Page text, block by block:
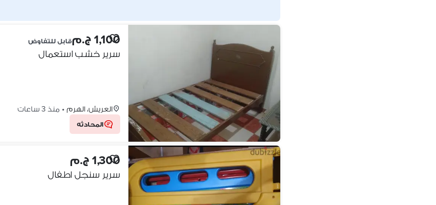
1,100 ج.م قابل للتفاوض
سرير خشب استعمال
العريش، الهرم • منذ 3 ساعات
المحادثه
1,300 ج.م
سرير سنجل اطفال